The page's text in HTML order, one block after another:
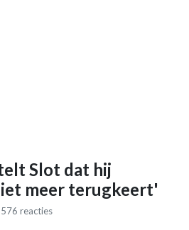
Slot dat hij
meer terugkeert'
576 reacties